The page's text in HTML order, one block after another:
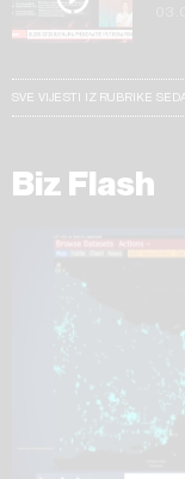
SVE VIJESTI IZ RUBRIKE
Biz Flash